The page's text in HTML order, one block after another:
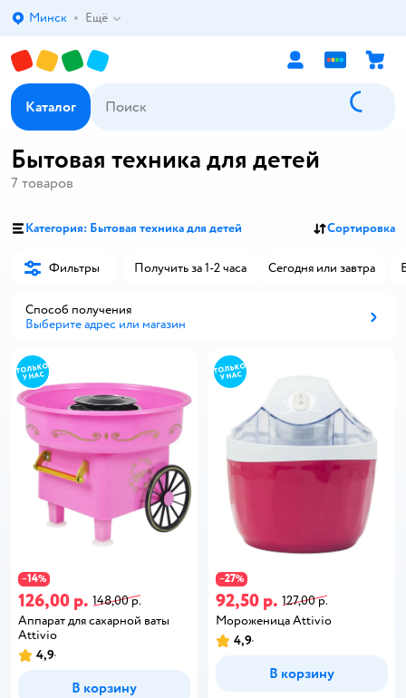
Выбор адреса доставки.
Минск Ещё
Каталог
Бытовая техника для детей
7 товаров
Категория: Бытовая техника для детей Сортировка
Фильтры Получить за 1-2 часа Сегодня или завтра
Способ получения
Выберите адрес или магазин
−14%
126,00 р. 148,00 р.
Аппарат для сахарной ваты
Attivio
4,9
В корзину
−27%
92,50 р. 127,00 р.
Мороженица Attivio
4,9
В корзину